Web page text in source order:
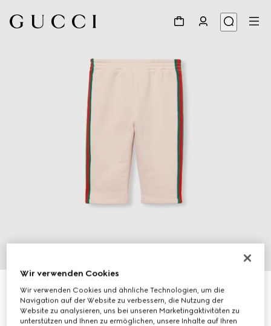
Babyhose aus Baumwolle mit Web
CHF 190
Wir verwenden Cookies
Wir verwenden Cookies und ähnliche Technologien, um die
Navigation auf der Website zu verbessern, die Nutzung der
Website zu analysieren, uns bei unseren Marketingaktivitäten zu
unterstützen und Ihnen zu ermöglichen, unsere Inhalte auf Ihren